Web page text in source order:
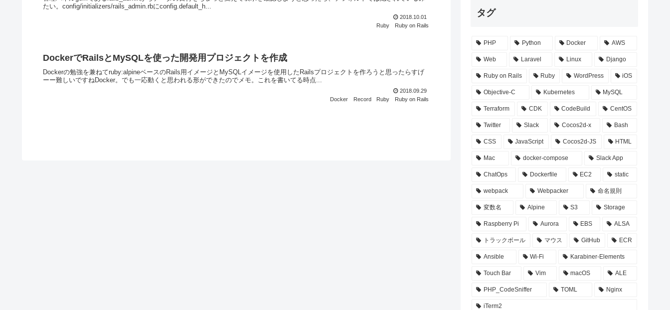
たい。config/initializers/rails_admin.rbにconfig.default_h...
2018.10.01
Ruby
Ruby on Rails
DockerでRailsとMySQLを使った開発用プロジェクトを作成
Dockerの勉強を兼ねてruby:alpineベースのRails用イメージとMySQLイメージを使用したRailsプロジェクトを作ろうと思ったらすげ
ーー難しいですねDocker。でも一応動くと思われる形ができたのでメモ。これを書いてる時点...
2018.09.29
Docker
Record Ruby Ruby on Rails
タグ
PHP Python Docker AWS
Web Laravel Linux Django
Ruby on Rails Ruby WordPress iOS
Objective-C Kubernetes MySQL
Terraform CDK CodeBuild CentOS
Twitter Slack Cocos2d-x Bash
CSS JavaScript Cocos2d-JS HTML
Mac docker-compose Slack App
ChatOps Dockerfile EC2 static
webpack Webpacker 命名規則
変数名 Alpine S3 Storage
Raspberry Pi Aurora EBS ALSA
トラックボール マウス GitHub ECR
Ansible Wi-Fi Karabiner-Elements
Touch Bar Vim macOS ALE
PHP_CodeSniffer TOML Nginx
iTerm2